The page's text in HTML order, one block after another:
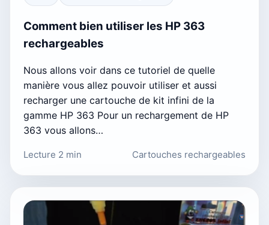
Comment bien utiliser les HP 363
rechargeables
Nous allons voir dans ce tutoriel de quelle
manière vous allez pouvoir utiliser et aussi
recharger une cartouche de kit infini de la
gamme HP 363 Pour un rechargement de HP
363 vous allons…
Lecture 2 min Cartouches rechargeables